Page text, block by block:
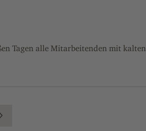
Tagen alle Mitarbeitenden mit kalten